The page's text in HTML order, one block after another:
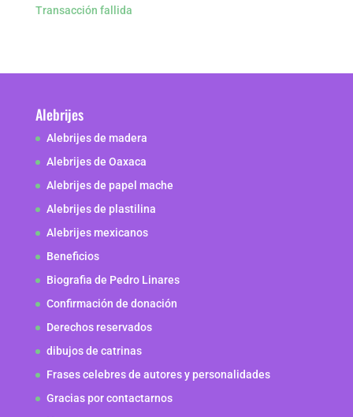
Transacción fallida
Alebrijes
Alebrijes de madera
Alebrijes de Oaxaca
Alebrijes de papel mache
Alebrijes de plastilina
Alebrijes mexicanos
Beneficios
Biografia de Pedro Linares
Confirmación de donación
Derechos reservados
dibujos de catrinas
Frases celebres de autores y personalidades
Gracias por contactarnos